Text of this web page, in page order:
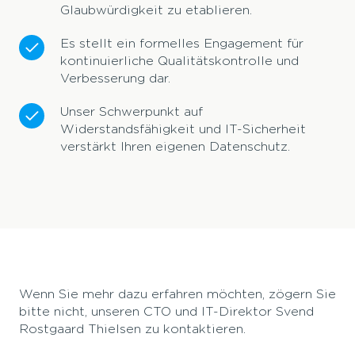
Glaubwürdigkeit zu etablieren.
Es stellt ein formelles Engagement für
kontinuierliche Qualitätskontrolle und
Verbesserung dar.
Unser Schwerpunkt auf
Widerstandsfähigkeit und IT-Sicherheit
verstärkt Ihren eigenen Datenschutz.
Wenn Sie mehr dazu erfahren möchten, zögern Sie
bitte nicht, unseren CTO und IT-Direktor Svend
Rostgaard Thielsen zu kontaktieren.